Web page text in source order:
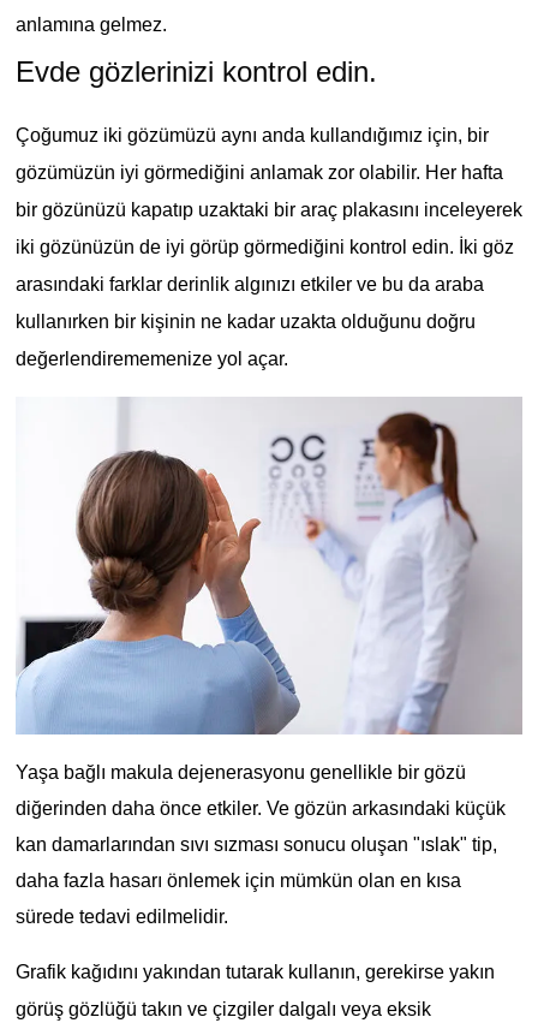
anlamına gelmez.
Evde gözlerinizi kontrol edin.
Çoğumuz iki gözümüzü aynı anda kullandığımız için, bir
gözümüzün iyi görmediğini anlamak zor olabilir. Her hafta
bir gözünüzü kapatıp uzaktaki bir araç plakasını inceleyerek
iki gözünüzün de iyi görüp görmediğini kontrol edin. İki göz
arasındaki farklar derinlik algınızı etkiler ve bu da araba
kullanırken bir kişinin ne kadar uzakta olduğunu doğru
değerlendirememenize yol açar.
Yaşa bağlı makula dejenerasyonu genellikle bir gözü
diğerinden daha önce etkiler. Ve gözün arkasındaki küçük
kan damarlarından sıvı sızması sonucu oluşan "ıslak" tip,
daha fazla hasarı önlemek için mümkün olan en kısa
sürede tedavi edilmelidir.
Grafik kağıdını yakından tutarak kullanın, gerekirse yakın
görüş gözlüğü takın ve çizgiler dalgalı veya eksik